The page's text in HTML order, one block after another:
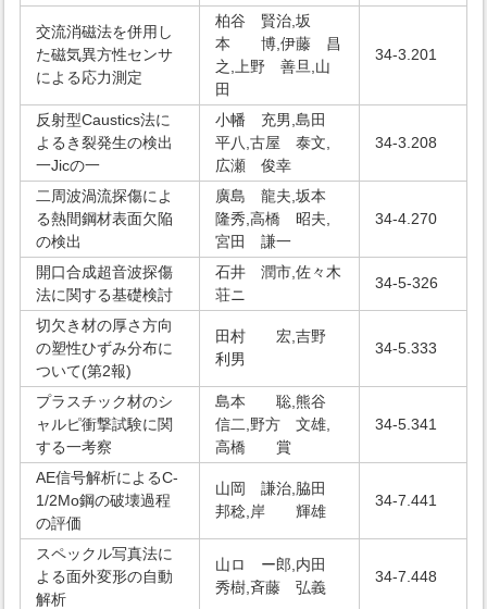
交流消磁法を併用し
た磁気異方性センサ
による応力測定
柏谷 賢治,坂
本 博,伊藤 昌
之,上野 善旦,山
田
34-3.201
反射型Caustics法に
よるき裂発生の検出
一Jicの一
小幡 充男,島田
平八,古屋 泰文,
広瀬 俊幸
34-3.208
二周波渦流探傷によ
る熱間鋼材表面欠陥
の検出
廣島 龍夫,坂本
隆秀,高橋 昭夫,
宮田 謙一
34-4.270
開口合成超音波探傷
法に関する基礎検討
石井 潤市,佐々木
荘ニ
34-5-326
切欠き材の厚さ方向
の塑性ひずみ分布に
ついて(第2報)
田村 宏,吉野
利男
34-5.333
プラスチック材のシ
ャルピ衝撃試験に関
する一考察
島本 聡,熊谷
信二,野方 文雄,
高橋 賞
34-5.341
AE信号解析によるC-
1/2Mo鋼の破壊過程
の評価
山岡 謙治,脇田
邦稔,岸 輝雄
34-7.441
スペックル写真法に
よる面外変形の自動
解析
山ロ ー郎,内田
秀樹,斉藤 弘義
34-7.448